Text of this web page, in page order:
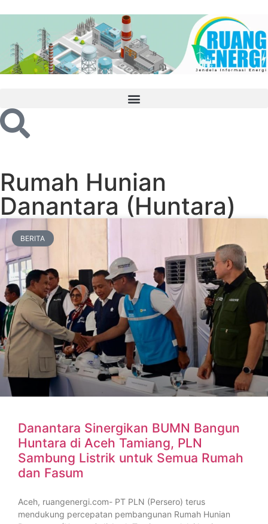
Rumah Hunian
Danantara (Huntara)
BERITA
Danantara Sinergikan BUMN Bangun
Huntara di Aceh Tamiang, PLN
Sambung Listrik untuk Semua Rumah
dan Fasum
Aceh, ruangenergi.com- PT PLN (Persero) terus
mendukung percepatan pembangunan Rumah Hunian